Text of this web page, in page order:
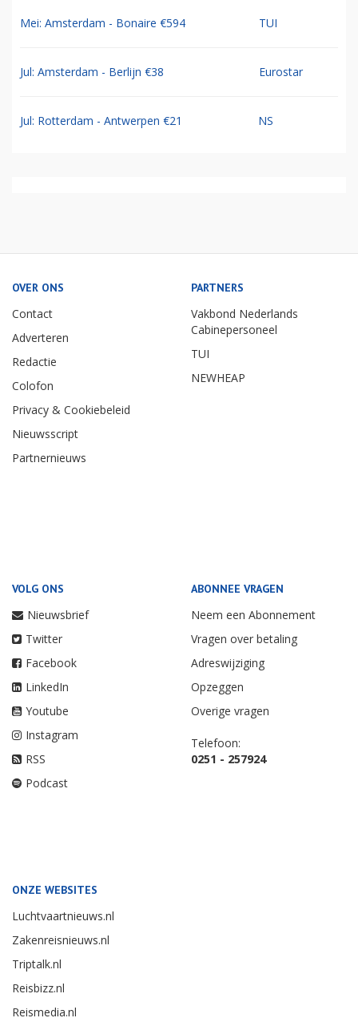
Mei: Amsterdam - Bonaire €594 TUI
Jul: Amsterdam - Berlijn €38 Eurostar
Jul: Rotterdam - Antwerpen €21 NS
OVER ONS
Contact
Adverteren
Redactie
Colofon
Privacy & Cookiebeleid
Nieuwsscript
Partnernieuws
PARTNERS
Vakbond Nederlands
Cabinepersoneel
TUI
NEWHEAP
VOLG ONS
Nieuwsbrief
Twitter
Facebook
LinkedIn
Youtube
Instagram
RSS
Podcast
ABONNEE VRAGEN
Neem een Abonnement
Vragen over betaling
Adreswijziging
Opzeggen
Overige vragen
Telefoon:
0251 - 257924
ONZE WEBSITES
Luchtvaartnieuws.nl
Zakenreisnieuws.nl
Triptalk.nl
Reisbizz.nl
Reismedia.nl